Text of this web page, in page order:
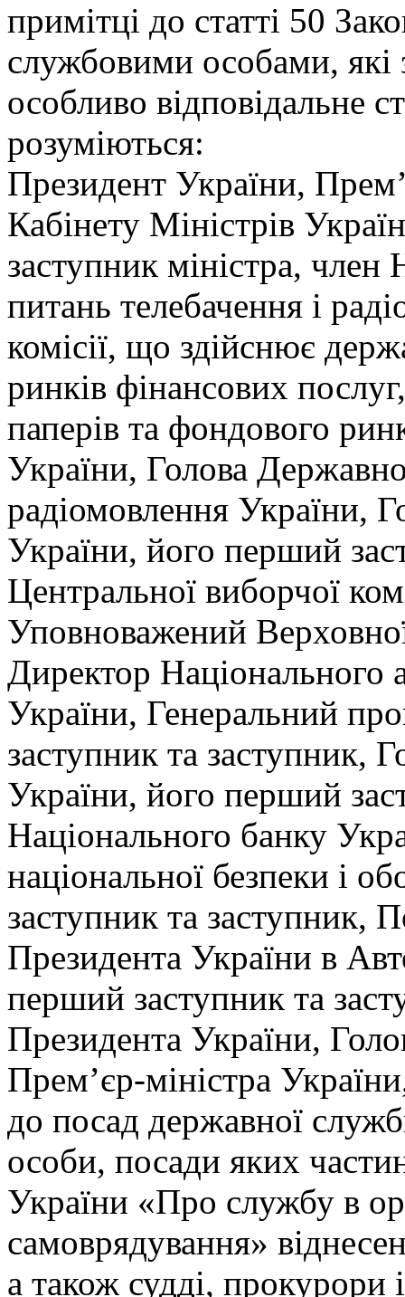
примітці до статті 50
службовими особами, які
особливо відповідальне
розуміються:
Президент України,
Кабінету Міністрів
заступник міністра, член
питань телебачення і
комісії, що здійснює
ринків фінансових
паперів та фондового
України, Голова
радіомовлення України,
України, його перший
Центральної виборчої
Уповноважений
Директор Національного
України, Генеральний
заступник та заступник,
України, його перший
Національного банку
національної безпеки і
заступник та заступник,
Президента України в
перший заступник та
Президента України,
Прем’єр-міністра
до посад державної
особи, посади яких
України «Про службу в
самоврядування»
а також судді, прокурори